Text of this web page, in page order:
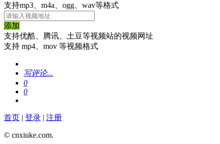
支持mp3、m4a、ogg、wav等格式
添加
支持优酷、腾讯、土豆等视频站的视频网址
支持 mp4、mov 等视频格式
写评论...
0
0
首页 | 登录 | 注册
© cnxiuke.com.